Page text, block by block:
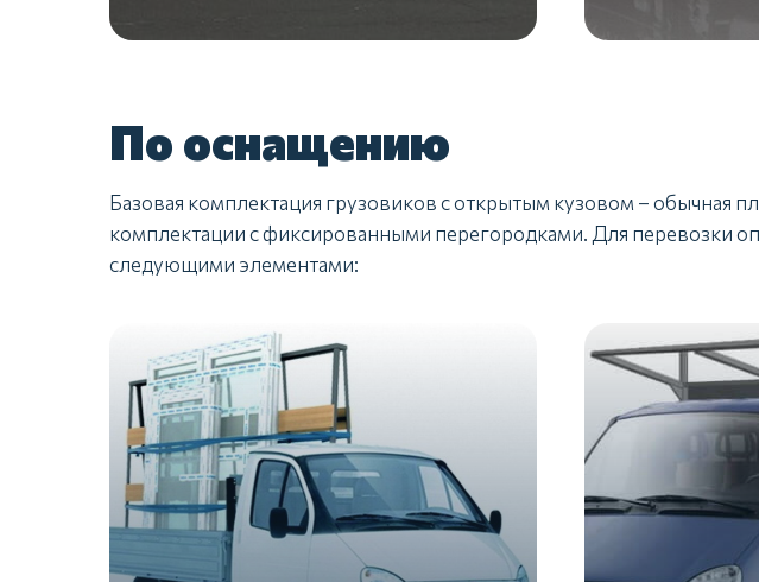
По оснащению
Базовая комплектация грузовиков с открытым кузовом –
комплектации с фиксированными перегородками. Для перевозки
следующими элементами: